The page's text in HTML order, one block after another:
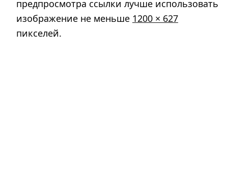
предпросмотра ссылки лучше использовать
изображение не меньше 1200 × 627
пикселей.